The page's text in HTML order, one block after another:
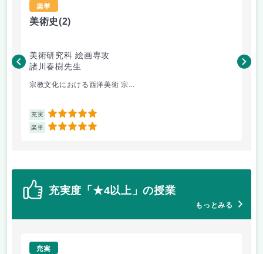
楽単
美術史(2)
美術研究科 絵画専攻
諸川春樹先生
宗教文化における西洋美術 宗...
充実 5
楽単 5
伊
充実度「★4以上」の授業
もっとみる
充実